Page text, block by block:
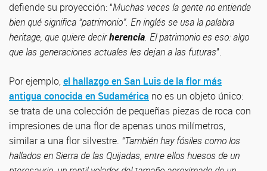
defiende su proyección: “Muchas veces la gente no entiende
bien qué significa “patrimonio”. En inglés se usa la palabra
heritage, que quiere decirherencia. El patrimonio es eso: algo
que las generaciones actuales les dejan a las futuras”.
Por ejemplo,el hallazgo en San Luis de la flor más
antigua conocida en Sudamérica no es un objeto único:
se trata de una colección de pequeñas piezas de roca con
impresiones de una flor de apenas unos milímetros,
similar a una flor silvestre. “También hay fósiles como los
hallados en Sierra de las Quijadas, entre ellos huesos de un